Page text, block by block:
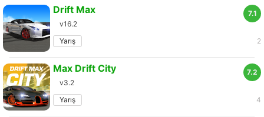
7.1
Drift Max
v16.2
Yarış
2
7.2
Max Drift City
v3.2
Yarış
4